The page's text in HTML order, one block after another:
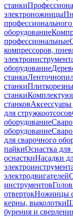
станки
электроножницы
оборудование
профессиональные
компрессоров,
оборудование
станки
станки
станки
станковАксессуары
для стружкоотсосов
оборудование
оборудование
для сварочного
пайкиОснастка для
оснасткиНасадки
электродвигателей
инструментов
отвертокНожницы
керны, выколотки
бурения и